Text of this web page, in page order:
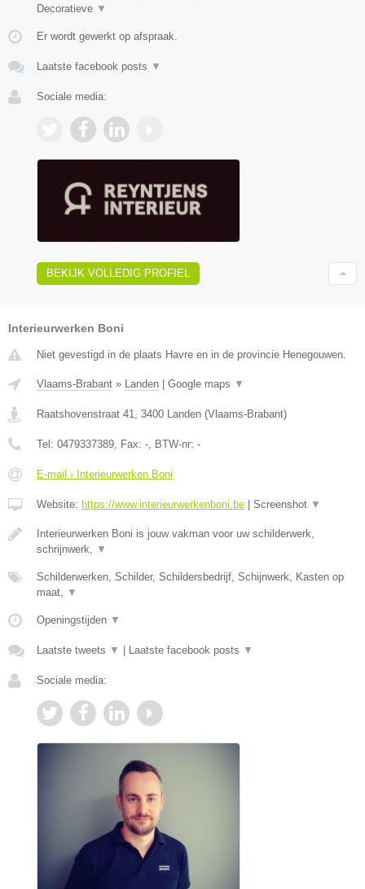
Decoratieve ▼
Er wordt gewerkt op afspraak.
Laatste facebook posts ▼
Sociale media:
BEKIJK VOLLEDIG PROFIEL
Interieurwerken Boni
Niet gevestigd in de plaats Havre en in de provincie Henegouwen.
Vlaams-Brabant » Landen Google maps ▼
Raatshovenstraat 41, 3400 Landen (Vlaams-Brabant)
Tel: 0479337389, Fax: -, BTW-nr: -
E-mail › Interieurwerken Boni
Website: https://www.interieurwerkenboni.be Screenshot ▼
Interieurwerken Boni is jouw vakman voor uw schilderwerk,
schrijnwerk, ▼
Schilderwerken, Schilder, Schildersbedrijf, Schijnwerk, Kasten op
maat, ▼
Openingstijden ▼
Laatste tweets ▼ Laatste facebook posts ▼
Sociale media: